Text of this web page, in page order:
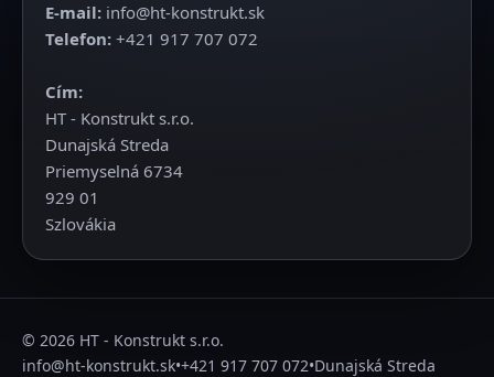
E‑mail: info@ht-konstrukt.sk
Telefon: +421 917 707 072
Cím:
HT - Konstrukt s.r.o.
Dunajská Streda
Priemyselná 6734
929 01
Szlovákia
© 2026 HT - Konstrukt s.r.o.
info@ht-konstrukt.sk•+421 917 707 072•Dunajská Streda